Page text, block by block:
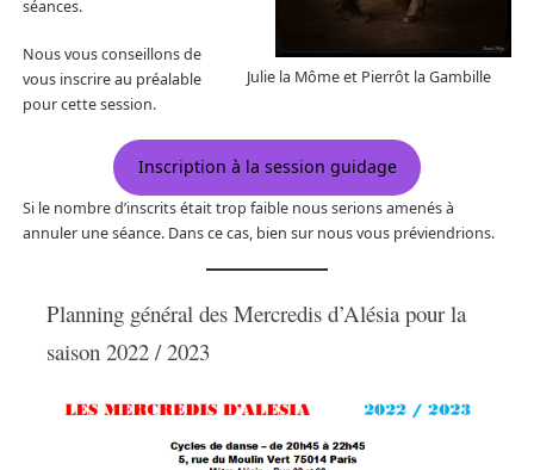
Julie la Môme et Pierrôt la Gambille
séances.
Nous vous conseillons de
vous inscrire au préalable
pour cette session.
Inscription à la session guidage
Si le nombre d’inscrits était trop faible nous serions amenés à
annuler une séance. Dans ce cas, bien sur nous vous préviendrions.
Planning général des Mercredis d’Alésia pour la
saison 2022 / 2023